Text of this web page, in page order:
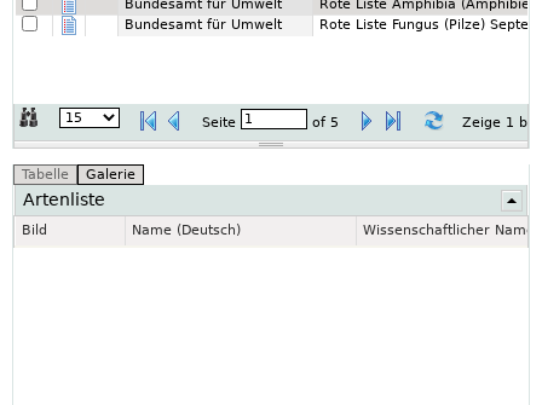
Bundesamt für Umwelt
Rote Liste Amphibia
Bundesamt für Umwelt
Rote Liste Fungus (Pilze)
Seite of 5 Zeige 1
Artenliste
Bild Name (Deutsch) Wissenschaftlicher Name